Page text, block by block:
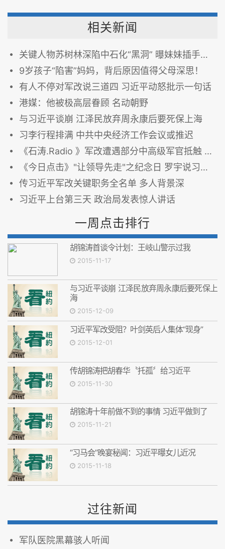
相关新闻
关键人物苏树林深陷中石化“黑洞” 曝妹妹插手项目
9岁孩子“陷害”妈妈，背后原因值得父母深思！
有人不停对军改说三道四 习近平动怒批示一句话
港媒：他被极高层眷顾 名动朝野
与习近平谈崩 江泽民放弃周永康后要死保上海
习李行程排满 中共中央经济工作会议或推迟
《石涛.Radio 》军改遭遇部分中高级军官抵触 习近平放狠话
《今日点击》"让领导先走"之纪念日 罗宇说习近平封杀了江泽民
传习近平军改关键职务全名单 多人背景深
习近平上台第三天 政治局发表惊人讲话
一周点击排行
胡锦涛首谈令计划：王岐山警示过我
2015-11-17
与习近平谈崩 江泽民放弃周永康后要死保上
海
2015-12-09
习近平军改受阻？叶剑英后人集体“现身”
2015-12-01
传胡锦涛把胡春华〝托孤〞给习近平
2015-11-30
胡锦涛十年前做不到的事情 习近平做到了
2015-11-21
“习马会”晚宴秘闻：习近平曝女儿近况
2015-11-18
过往新闻
军队医院黑幕骇人听闻